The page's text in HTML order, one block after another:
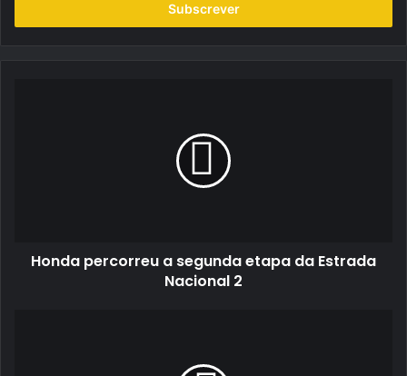
de
Honda percorreu a segunda etapa da Estrada
Nacional 2